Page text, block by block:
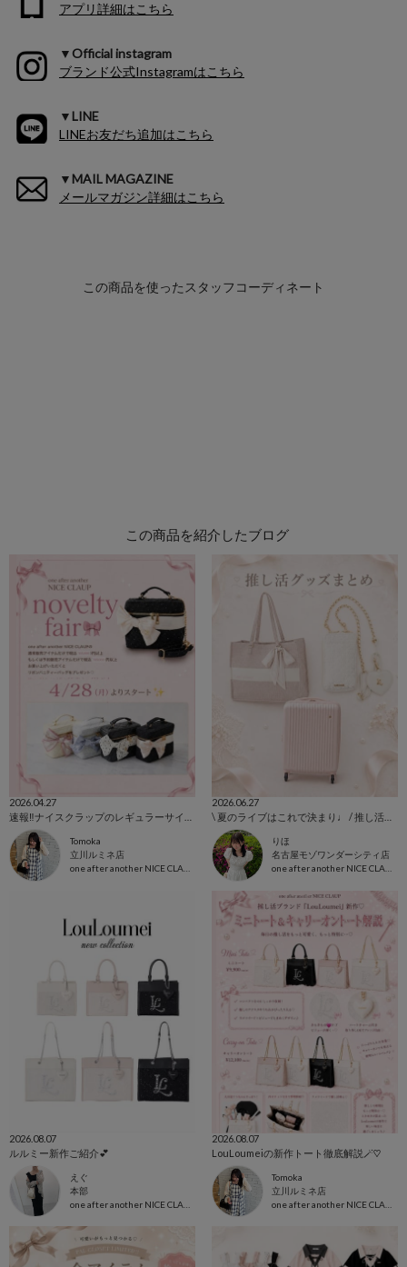
アプリ詳細はこちら
▼Official instagram
ブランド公式Instagramはこちら
▼LINE
LINEお友だち追加はこちら
▼MAIL MAGAZINE
メールマガジン詳細はこちら
この商品を紹介したブログ
2026.04.27
Tomoka
立川ルミネ店
one after another NICE CLAUP
2026.06.27
\ 夏のライブはこれで決まり♩ / 推し活グッズまとめ🪄︎︎◝✩
りほ
名古屋モゾワンダーシティ店
one after another NICE CLAUP
2026.08.07
ルルミー新作ご紹介︎💕︎
えぐ
本部
2026.08.07
LouLoumeiの新作トート徹底解説🪄♡
Tomoka
立川ルミネ店